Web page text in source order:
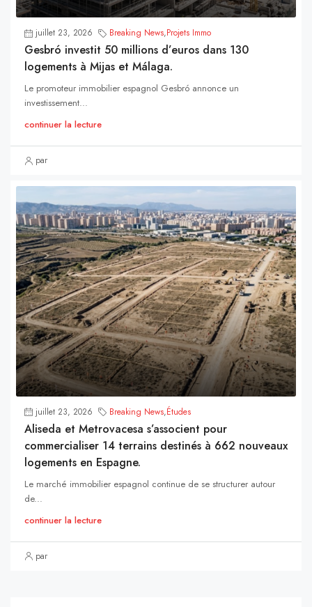
juillet 23, 2026 Breaking News,Projets Immo
Gesbró investit 50 millions d’euros dans 130
logements à Mijas et Málaga.
Le promoteur immobilier espagnol Gesbró annonce un
investissement...
continuer la lecture
par
juillet 23, 2026 Breaking News,Études
Aliseda et Metrovacesa s’associent pour
commercialiser 14 terrains destinés à 662 nouveaux
logements en Espagne.
Le marché immobilier espagnol continue de se structurer autour
de...
continuer la lecture
par